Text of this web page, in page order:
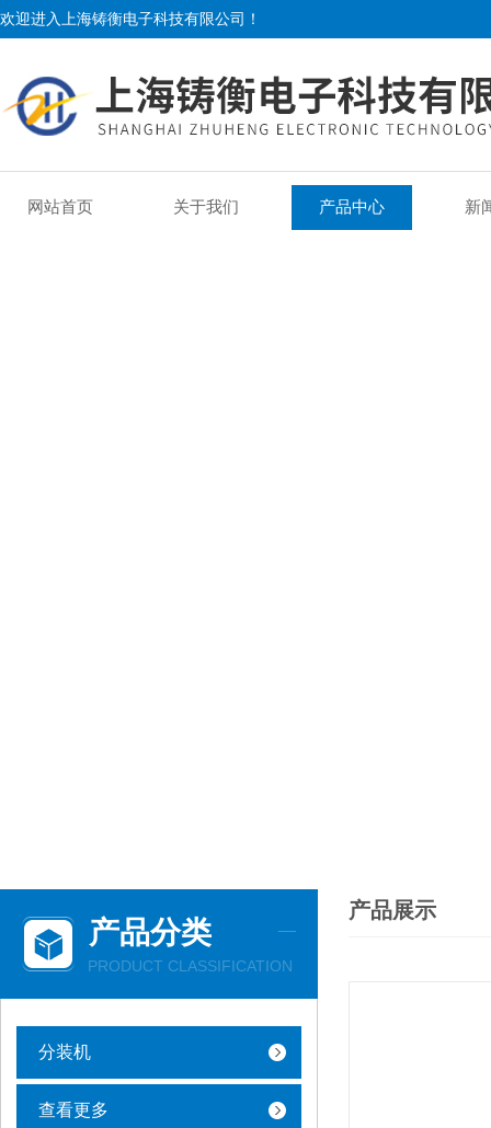
欢迎进入上海铸衡电子科技有限公司！
网站首页 关于我们 产品中心 新
产品分类
PRODUCT CLASSIFICATION
分装机
查看更多
产品展示